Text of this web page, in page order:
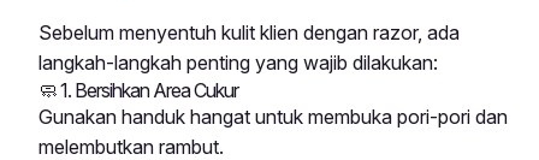
Sebelum menyentuh kulit klien dengan razor, ada
langkah-langkah penting yang wajib dilakukan:
🧼 1. Bersihkan Area Cukur
Gunakan handuk hangat untuk membuka pori-pori dan
melembutkan rambut.